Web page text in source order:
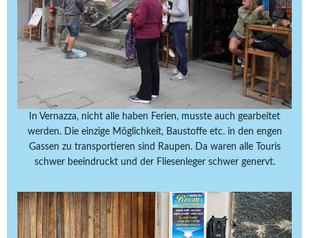
In Vernazza, nicht alle haben Ferien, musste auch gearbeitet
werden. Die einzige Möglichkeit, Baustoffe etc. in den engen
Gassen zu transportieren sind Raupen. Da waren alle Touris
schwer beeindruckt und der Fliesenleger schwer genervt.